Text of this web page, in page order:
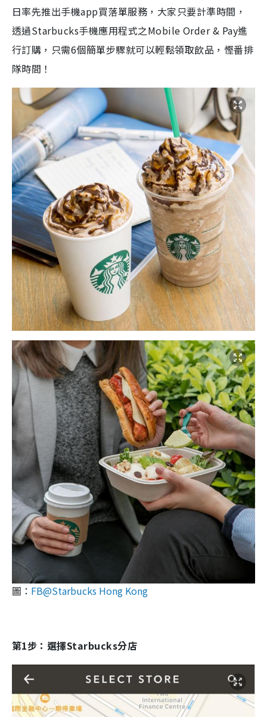
日率先推出手機app買落單服務，大家只要計準時間，
透過Starbucks手機應用程式之Mobile Order & Pay進
行訂購，只需6個簡單步驟就可以輕鬆領取飲品，慳番排
隊時間！
圖： FB@Starbucks Hong Kong
第1步：選擇Starbucks分店